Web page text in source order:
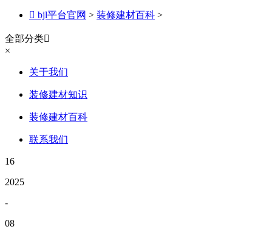
 bjl平台官网 > 装修建材百科 >
全部分类
×
关于我们
装修建材知识
装修建材百科
联系我们
16
2025
-
08